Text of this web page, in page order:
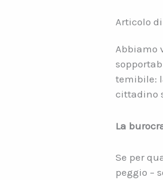
Articolo
Abbiamo
temibile:
cittadino
La
Se per
peggio –